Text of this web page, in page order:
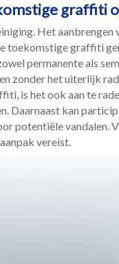
graffiti
Het
toekomstige graffiti
permanente als
zonder het uiterlijk
is het ook aan te
Daarnaast kan
potentiële vandalen.​
vereist.​